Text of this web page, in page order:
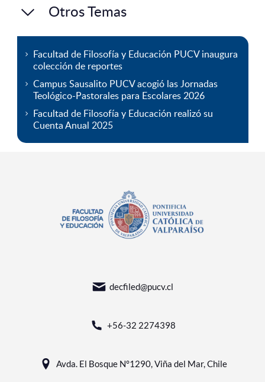
Otros Temas
Facultad de Filosofía y Educación PUCV inaugura
colección de reportes
Campus Sausalito PUCV acogió las Jornadas
Teológico-Pastorales para Escolares 2026
Facultad de Filosofía y Educación realizó su
Cuenta Anual 2025
decfiled@pucv.cl
+56-32 2274398
Avda. El Bosque N°1290, Viña del Mar, Chile